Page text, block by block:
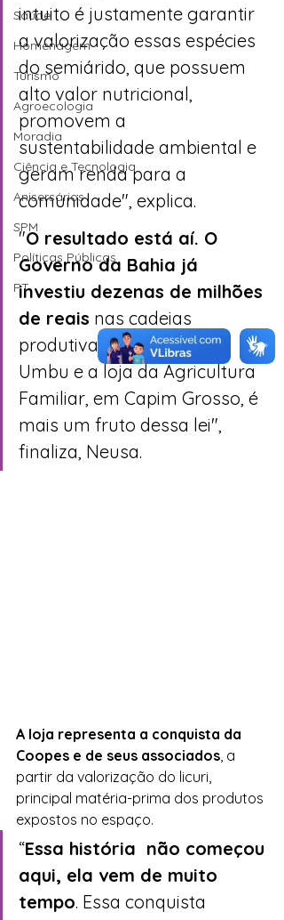
Saúde
Homenagem
Turismo
Agroecologia
Moradia
Ciência e Tecnologia
Anisersários
SPM
Políticas Públicas
PT
intuito é justamente garantir
a valorização essas espécies
do semiárido, que possuem
alto valor nutricional,
promovem a
sustentabilidade ambiental e
geram renda para a
comunidade", explica.
"O resultado está aí. O
Governo da Bahia já
investiu dezenas de milhões
de reais nas cadeias
produtivas do Licuri e do
Umbu e a loja da Agricultura
Familiar, em Capim Grosso, é
mais um fruto dessa lei",
finaliza, Neusa.
A loja representa a conquista da
Coopes e de seus associados, a
partir da valorização do licuri,
principal matéria-prima dos produtos
expostos no espaço.
“Essa história  não começou
aqui, ela vem de muito
tempo. Essa conquista